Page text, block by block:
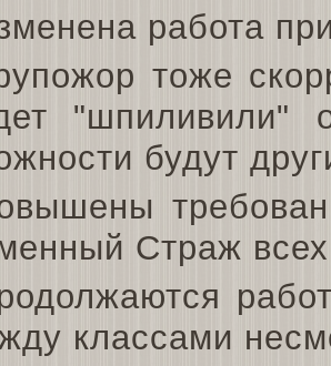
работа
тоже
"шпиливили"
будут
Страж
классами